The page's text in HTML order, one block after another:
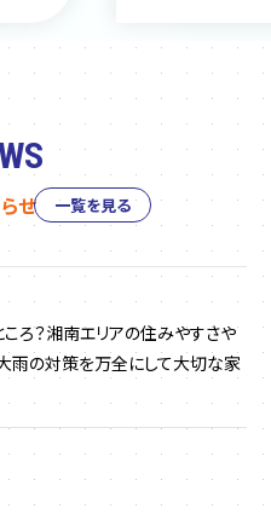
せ
ろ？湘南エリアの住みやすさや
雨の対策を万全にして大切な家
一覧を見る